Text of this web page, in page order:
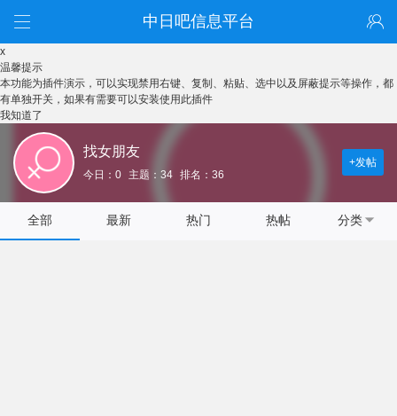
中日吧信息平台
x
温馨提示
本功能为插件演示，可以实现禁用右键、复制、粘贴、选中以及屏蔽提示等操作，都
有单独开关，如果有需要可以安装使用此插件
我知道了
找女朋友
今日：0 主题：34 排名：36
+发帖
全部 最新 热门 热帖 分类